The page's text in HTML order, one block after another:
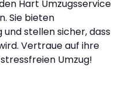
Hart Umzugsservice
Sie bieten
stellen sicher, dass
Vertraue auf ihre
Umzug!